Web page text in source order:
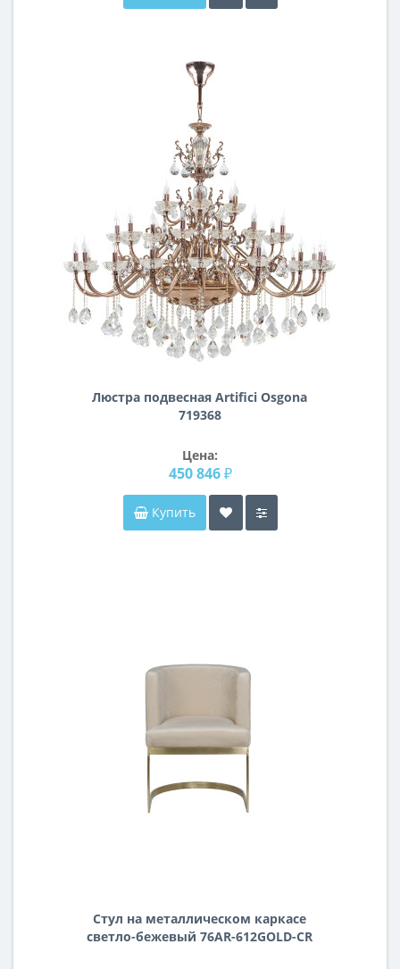
Люстра подвесная Artifici Osgona
719368
Цена:
450 846 ₽
Купить
Стул на металлическом каркасе
светло-бежевый 76AR-612GOLD-CR